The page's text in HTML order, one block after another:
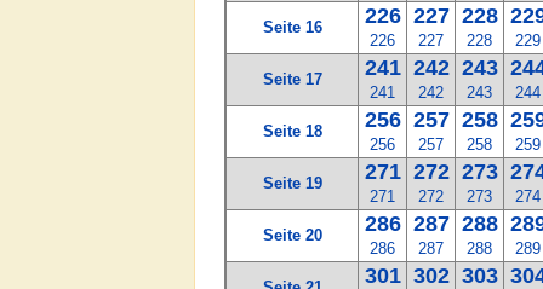
Seite 16 226
226
227
227
228
228 229
Seite 17 241
241
242
242
243
243 244
Seite 18 256
256
257
257
258
258 259
Seite 19 271
271
272
272
273
273 274
Seite 20 286
286
287
287
288
288 289
301 302 303